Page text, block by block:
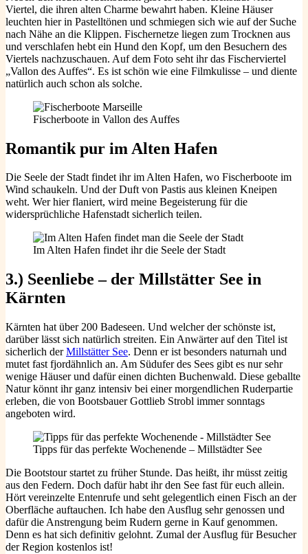
Viertel, die ihren alten Charme bewahrt haben. Kleine Häuser
leuchten hier in Pastelltönen und schmiegen sich wie auf der Suche
nach Nähe an die Klippen. Fischernetze liegen zum Trocknen aus
und verschlafen hebt ein Hund den Kopf, um den Besuchern des
Viertels nachzuschauen. Auf dem Foto seht ihr das Fischerviertel
„Vallon des Auffes“. Es ist schön wie eine Filmkulisse – und diente
natürlich auch schon als solche.
Fischerboote in Vallon des Auffes
Romantik pur im Alten Hafen
Die Seele der Stadt findet ihr im Alten Hafen, wo Fischerboote im
Wind schaukeln. Und der Duft von Pastis aus kleinen Kneipen
weht. Wer hier flaniert, wird meine Begeisterung für die
widersprüchliche Hafenstadt sicherlich teilen.
Im Alten Hafen findet ihr die Seele der Stadt
3.) Seenliebe – der Millstätter See in
Kärnten
Kärnten hat über 200 Badeseen. Und welcher der schönste ist,
darüber lässt sich natürlich streiten. Ein Anwärter auf den Titel ist
sicherlich derMillstätter See. Denn er ist besonders naturnah und
mutet fast fjordähnlich an. Am Südufer des Sees gibt es nur sehr
wenige Häuser und dafür einen dichten Buchenwald. Diese geballte
Natur könnt ihr ganz intensiv bei einer morgendlichen Ruderpartie
erleben, die von Bootsbauer Gottlieb Strobl immer sonntags
angeboten wird.
Tipps für das perfekte Wochenende – Millstädter See
Die Bootstour startet zu früher Stunde. Das heißt, ihr müsst zeitig
aus den Federn. Doch dafür habt ihr den See fast für euch allein.
Hört vereinzelte Entenrufe und seht gelegentlich einen Fisch an der
Oberfläche auftauchen. Ich habe den Ausflug sehr genossen und
dafür die Anstrengung beim Rudern gerne in Kauf genommen.
Denn es hat sich definitiv gelohnt. Zumal der Ausflug für Besucher
der Region kostenlos ist!